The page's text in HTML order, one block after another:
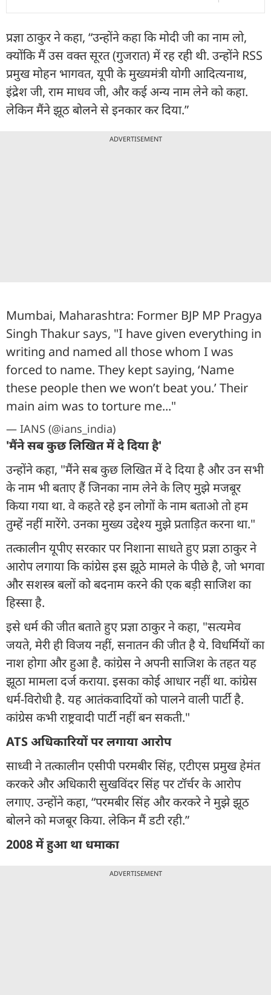
प्रज्ञा ठाकुर ने कहा, “उन्होंने कहा कि मोदी जी का नाम लो,
क्योंकि मैं उस वक्त सूरत (गुजरात) में रह रही थी. उन्होंने RSS
प्रमुख मोहन भागवत, यूपी के मुख्यमंत्री योगी आदित्यनाथ,
इंद्रेश जी, राम माधव जी, और कई अन्य नाम लेने को कहा.
लेकिन मैंने झूठ बोलने से इनकार कर दिया.”
ADVERTISEMENT
Mumbai, Maharashtra: Former BJP MP Pragya
Singh Thakur says, "I have given everything in
writing and named all those whom I was
forced to name. They kept saying, ‘Name
these people then we won’t beat you.’ Their
main aim was to torture me..."
— IANS (@ians_india)
'मैंने सब कुछ लिखित में दे दिया है'
उन्होंने कहा, "मैंने सब कुछ लिखित में दे दिया है और उन सभी
के नाम भी बताए हैं जिनका नाम लेने के लिए मुझे मजबूर
किया गया था. वे कहते रहे इन लोगों के नाम बताओ तो हम
तुम्हें नहीं मारेंगे. उनका मुख्य उद्देश्य मुझे प्रताड़ित करना था."
तत्कालीन यूपीए सरकार पर निशाना साधते हुए प्रज्ञा ठाकुर ने
आरोप लगाया कि कांग्रेस इस झूठे मामले के पीछे है, जो भगवा
और सशस्त्र बलों को बदनाम करने की एक बड़ी साजिश का
हिस्सा है.
इसे धर्म की जीत बताते हुए प्रज्ञा ठाकुर ने कहा, "सत्यमेव
जयते, मेरी ही विजय नहीं, सनातन की जीत है ये. विधर्मियों का
नाश होगा और हुआ है. कांग्रेस ने अपनी साजिश के तहत यह
झूठा मामला दर्ज कराया. इसका कोई आधार नहीं था. कांग्रेस
धर्म-विरोधी है. यह आतंकवादियों को पालने वाली पार्टी है.
कांग्रेस कभी राष्ट्रवादी पार्टी नहीं बन सकती."
ATS अधिकारियों पर लगाया आरोप
साध्वी ने तत्कालीन एसीपी परमबीर सिंह, एटीएस प्रमुख हेमंत
करकरे और अधिकारी सुखविंदर सिंह पर टॉर्चर के आरोप
लगाए. उन्होंने कहा, “परमबीर सिंह और करकरे ने मुझे झूठ
बोलने को मजबूर किया. लेकिन मैं डटी रही.”
2008 में हुआ था धमाका
ADVERTISEMENT